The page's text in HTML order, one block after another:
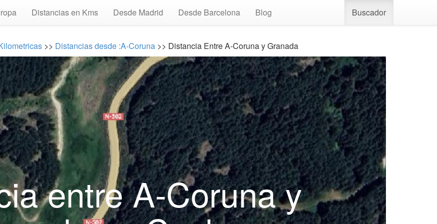
Distancias en Kms Desde Madrid Desde Barcelona Blog Buscador
>> Distancias desde :A-Coruna >> Distancia Entre A-Coruna y Granada
entre A-Coruna y